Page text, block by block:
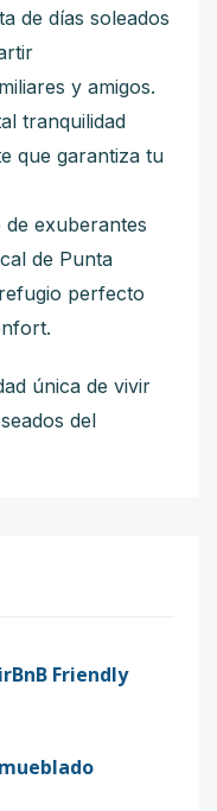
de días soleados
y amigos.
tranquilidad
que garantiza tu
de exuberantes
de Punta
perfecto
única de vivir
del
Friendly